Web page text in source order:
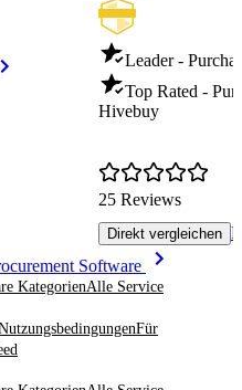
Leader -
Top Rated -
Hivebuy
25 Reviews
Direkt vergleichen
Software
KategorienAlle Service
Für